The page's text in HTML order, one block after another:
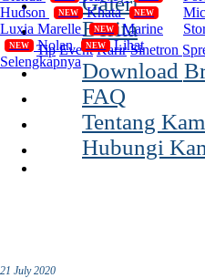
Hudson NEW Khata NEW
Luxia Marelle NEW Marine
NEW Nolan NEW
Lihat
Selengkapnya
Berita
Tip Event Karir Sinetron
Download
FAQ
Tentang
Hubungi
21 July 2020